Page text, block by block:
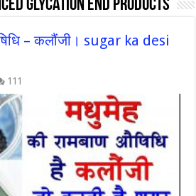
Glycation end products
– कलौंजी। sugar ka desi
111